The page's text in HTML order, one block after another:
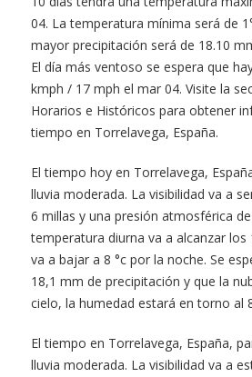
04. La temperatura mínima será de
mayor precipitación será de 18.10
El día más ventoso se espera que
kmph / 17 mph el mar 04. Visite la
Horarios e Históricos para obtener
tiempo en Torrelavega, España.
El tiempo hoy en Torrelavega,
lluvia moderada. La visibilidad va a
6 millas y una presión atmosférica
temperatura diurna va a alcanzar los
va a bajar a 8 °c por la noche. Se
18,1 mm de precipitación y que la
cielo, la humedad estará en torno al
El tiempo en Torrelavega, España,
lluvia moderada. La visibilidad va a